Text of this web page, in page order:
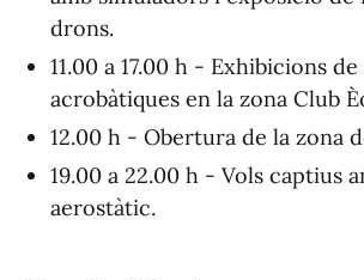
drons.
11.00 a 17.00 h - Exhibicions
acrobàtiques en la zona Club
12.00 h - Obertura de la zona
19.00 a 22.00 h - Vols captius
aerostàtic.